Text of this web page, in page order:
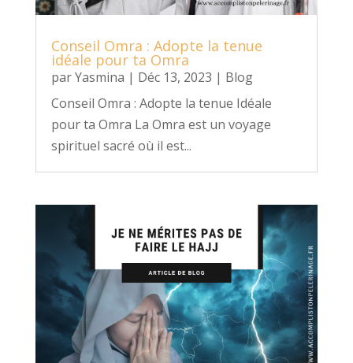
Conseil Omra : Adopte la tenue
idéale pour ta Omra
parYasmina | Déc 13, 2023 | Blog
Conseil Omra : Adopte la tenue Idéale
pour ta Omra La Omra est un voyage
spirituel sacré où il est...